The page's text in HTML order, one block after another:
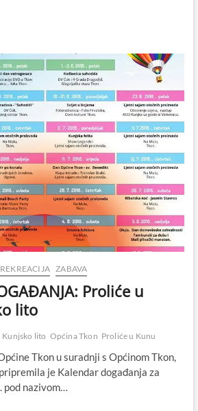
ZABAVA
Proliće u
lito
Kunjsko lito Općina Tkon Proliće u Kunu
Tkon u suradnji s Općinom Tkon,
je Kalendar događanja za
pod nazivom…